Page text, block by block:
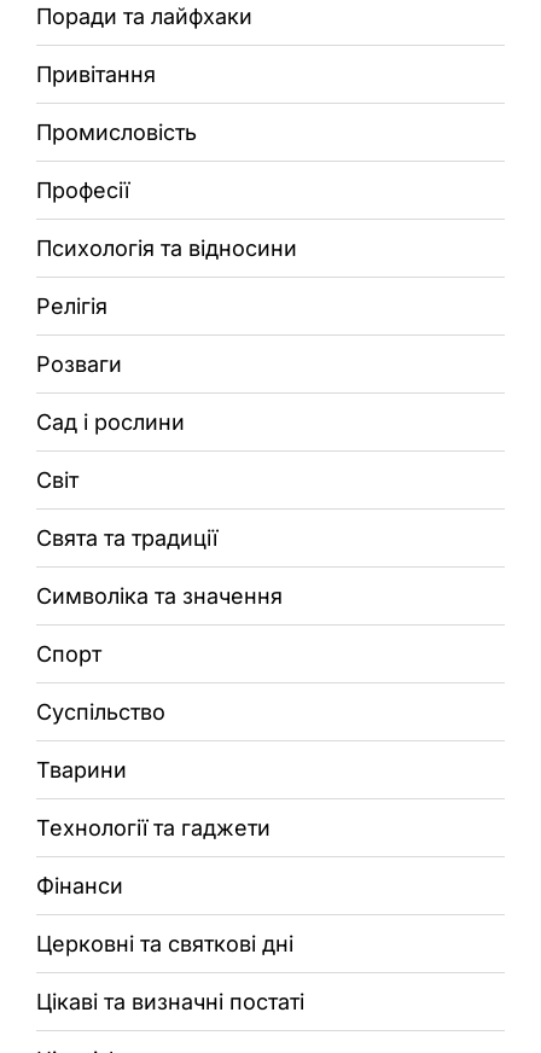
Поради та лайфхаки
Привітання
Промисловість
Професії
Психологія та відносини
Релігія
Розваги
Сад і рослини
Світ
Свята та традиції
Символіка та значення
Спорт
Суспільство
Тварини
Технології та гаджети
Фінанси
Церковні та святкові дні
Цікаві та визначні постаті